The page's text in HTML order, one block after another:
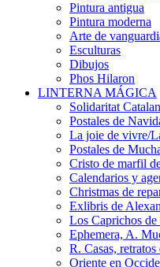
Pintura antigua
Pintura moderna
Arte de
Esculturas
Dibujos
Phos Hilaron
LINTERNA MÁGICA
Solidaritat
Postales de
La joie de vivre/
Postales de
Cristo de marfil
Calendarios y
Christmas de
Exlibris de
Los Caprichos de
Ephemera, A.
R. Casas,
Oriente en